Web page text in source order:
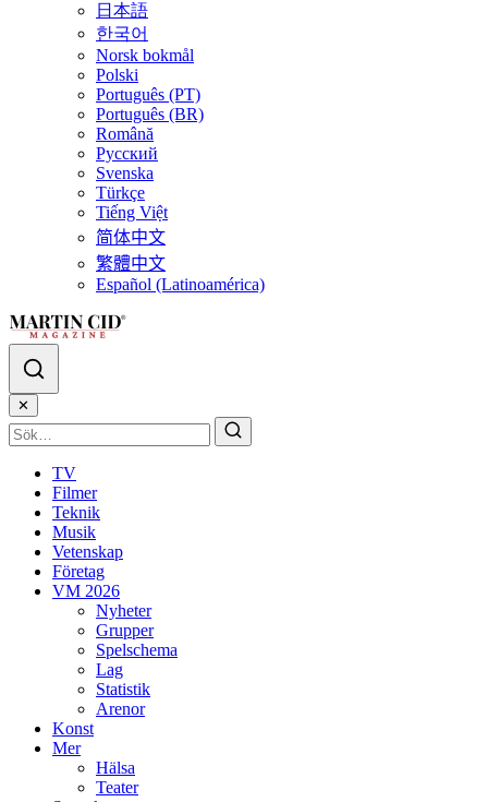
日本語
한국어
Norsk bokmål
Polski
Português (PT)
Português (BR)
Română
Русский
Svenska
Türkçe
Tiếng Việt
简体中文
繁體中文
Español (Latinoamérica)
✕
TV
Filmer
Teknik
Musik
Vetenskap
Företag
VM 2026
Nyheter
Grupper
Spelschema
Lag
Statistik
Arenor
Konst
Mer
Hälsa
Teater